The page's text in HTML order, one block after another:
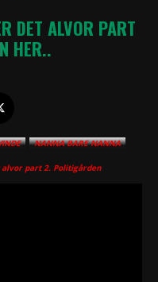
DET ALVOR PART
HER..
NANNA BARE NANNA
part 2. Politigården